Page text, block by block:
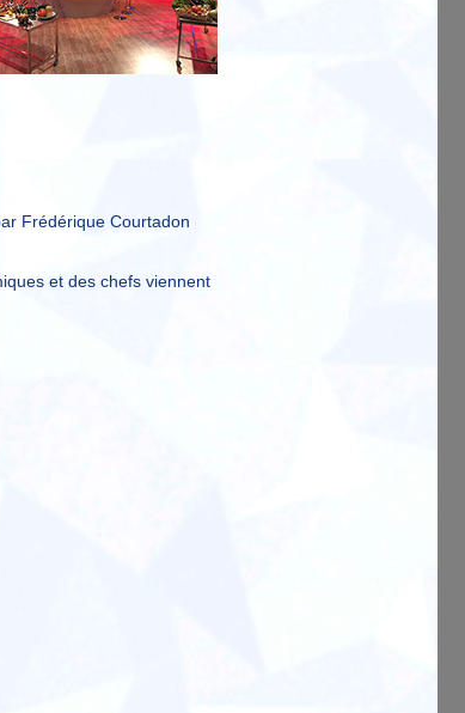
Frédérique Courtadon
et des chefs viennent